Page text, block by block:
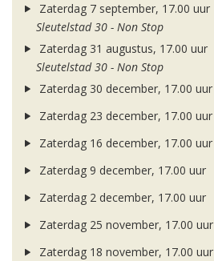
Zaterdag 7 september, 17.00 uur
Sleutelstad 30 - Non Stop
Zaterdag 31 augustus, 17.00 uur
Sleutelstad 30 - Non Stop
Zaterdag 30 december, 17.00 uur
Zaterdag 23 december, 17.00 uur
Zaterdag 16 december, 17.00 uur
Zaterdag 9 december, 17.00 uur
Zaterdag 2 december, 17.00 uur
Zaterdag 25 november, 17.00 uur
Zaterdag 18 november, 17.00 uur